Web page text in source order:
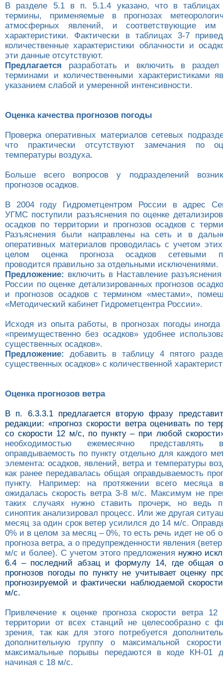
В разделе 5.1 в п. 5.1.4 указано, что в таблицах
термины, применяемые в прогнозах
атмосферных явлений, и соответствующие им
характеристики. Фактически в таблицах 3-7
количественные характеристики облачности и
эти данные отсутствуют.
Предлагается разработать и включить в
терминами и количественными характеристиками
указанием слабой и умеренной интенсивности.
Оценка качества прогнозов погоды
Проверка оперативных материалов сетевых
что практически отсутствуют замечания по
температуры воздуха.
Больше всего вопросов у подразделений
прогнозов осадков.
В 2004 году Гидрометцентром России в адрес
УГМС поступили разъяснения по оценке
осадков по территории и прогнозов осадков с
Разъяснения были направлены на сеть и в
оперативных материалов проводилась с учетом
целом оценка прогноза осадков сетевыми
проводится правильно за отдельными исключениями.
Предложение: включить в Наставление
России по оценке детализированных прогнозов
и прогнозов осадков с термином «местами»,
«Методический кабинет Гидрометцентра России».
Исходя из опыта работы, в прогнозах погоды
«преимущественно без осадков» удобнее
существенных осадков».
Предложение:
добавить в таблицу 4 пятого
существенных осадков» с количественной
Оценка прогнозов ветра
В п. 6.3.3.1 предлагается вторую фразу
редакции: «прогноз скорости ветра оценивать по
со скорости 12 м/с, по пункту – при любой
необходимостью ежемесячно представлять
оправдываемость по пункту отдельно для каждого
элемента: осадков, явлений, ветра и температуры
как ранее передавалась общая оправдываемость
пункту. Например: на протяжении всего месяца
ожидалась скорость ветра 3-8 м/с. Максимум не
таких случаях нужно ставить прочерк, но ведь
синоптик анализировал процесс. Или же другая
месяц за один срок ветер усилился до 14 м/с.
0% и в целом за месяц – 0%, то есть речь идет не об
прогноза ветра, а о предупрежденности явления
м/с и более). С учетом этого предложения нужно
6.4 – последний абзац и формулу 14, где общая
прогнозов погоды по пункту не учитывает оценку
прогнозируемой и фактически наблюдаемой
м/с.
Привлечение к оценке прогноза скорости ветра
территории от всех станций не целесообразно с
зрения, так как для этого потребуется
дополнительную группу о максимальной
максимальные порывы передаются в коде КН-01
начиная с 18 м/с.